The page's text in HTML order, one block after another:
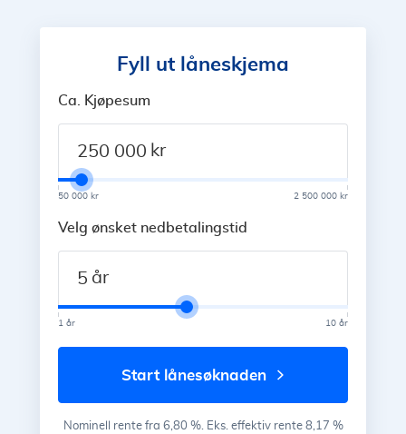
Fyll ut låneskjema
Ca. Kjøpesum
kr
2 500 000 kr
50 000 kr
Velg ønsket nedbetalingstid
år
10 år
1 år
start lånesøknaden
Nominell rente fra 6,80 %. Eks. effektiv rente 8,17 %